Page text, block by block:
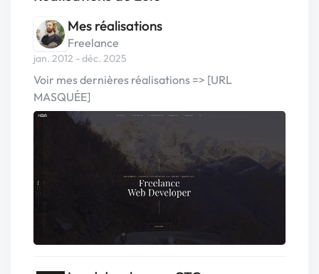
Mes réalisations
Freelance
jan. 2012 - déc. 2025
Voir mes dernières réalisations => [URL
MASQUÉE]